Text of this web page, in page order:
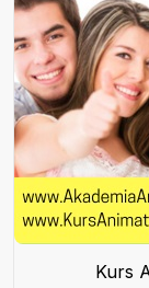
Kurs